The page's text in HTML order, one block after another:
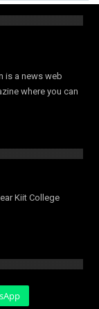
is a news web
where you can
Kiit College